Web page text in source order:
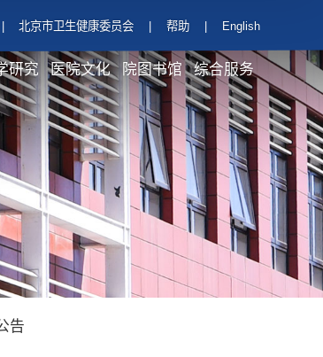
北京市卫生健康委员会 帮助 English
研究 医院文化 院图书馆 综合服务
告